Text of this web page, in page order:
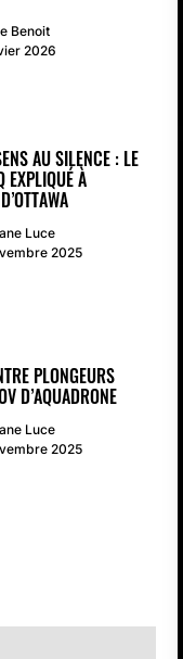
Benoit
2026
AU SILENCE : LE
EXPLIQUÉ À
Luce
2025
PLONGEURS
D’AQUADRONE
Luce
2025